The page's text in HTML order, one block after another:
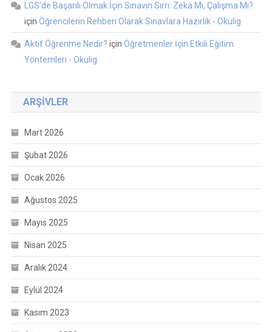
LGS’de Başarılı Olmak İçin Sınavın Sırrı: Zeka Mı, Çalışma Mı?
için Öğrencilerin Rehberi Olarak Sınavlara Hazırlık - Okulig
Aktif Öğrenme Nedir? için Öğretmenler İçin Etkili Eğitim
Yöntemleri - Okulig
ARŞIVLER
Mart 2026
Şubat 2026
Ocak 2026
Ağustos 2025
Mayıs 2025
Nisan 2025
Aralık 2024
Eylül 2024
Kasım 2023